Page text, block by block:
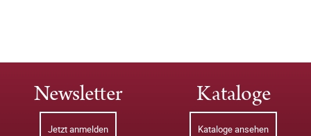
Newsletter
Jetzt anmelden
Kataloge
Kataloge ansehen